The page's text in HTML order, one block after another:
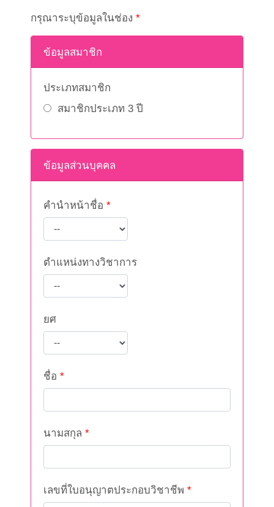
กรุณาระบุข้อมูลในช่อง *
ข้อมูลสมาชิก
ประเภทสมาชิก
สมาชิกประเภท 3 ปี
ข้อมูลส่วนบุคคล
คำนำหน้าชื่อ *
ตำแหน่งทางวิชาการ
ยศ
ชื่อ *
นามสกุล *
เลขที่ใบอนุญาตประกอบวิชาชีพ *